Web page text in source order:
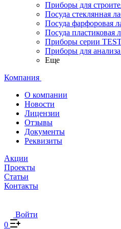
Приборы для
Посуда стеклянная
Посуда фарфоровая
Посуда пластиковая
Приборы серии
Приборы для
Еще
Компания
О компании
Новости
Лицензии
Отзывы
Документы
Реквизиты
Акции
Проекты
Статьи
Контакты
Войти
0